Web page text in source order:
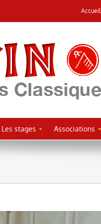
Accueil
Les stages Associations